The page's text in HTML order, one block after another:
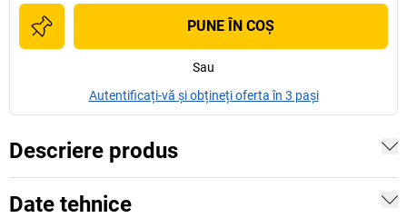
PUNE ÎN COŞ
Sau
Autentificați-vă și obțineți oferta în 3 pași
Descriere produs
Date tehnice